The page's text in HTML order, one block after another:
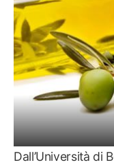
Dall’Università di